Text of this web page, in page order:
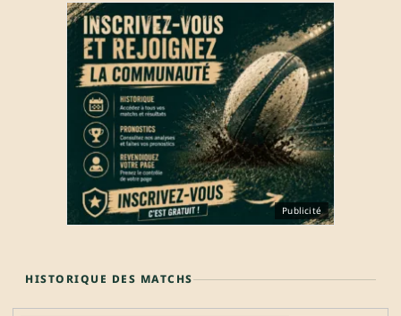
Publicité
HISTORIQUE DES MATCHS